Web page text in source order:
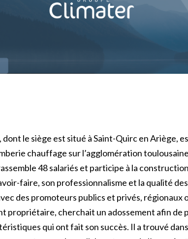
, dont le siège est situé à Saint-Quirc en Ariège,
chauffage sur l’agglomération
48 salariés et participe à la
faire, son professionnalisme et la qualité
des promoteurs publics et privés, régionaux
propriétaire, cherchait un adossement afin de
qui ont fait son succès. Il a trouvé